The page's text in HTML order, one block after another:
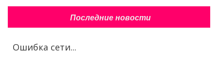
Последние новости
Ошибка сети...